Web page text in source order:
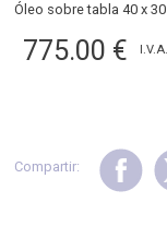
Óleo sobre tabla 40 x
775.00 €
Compartir: